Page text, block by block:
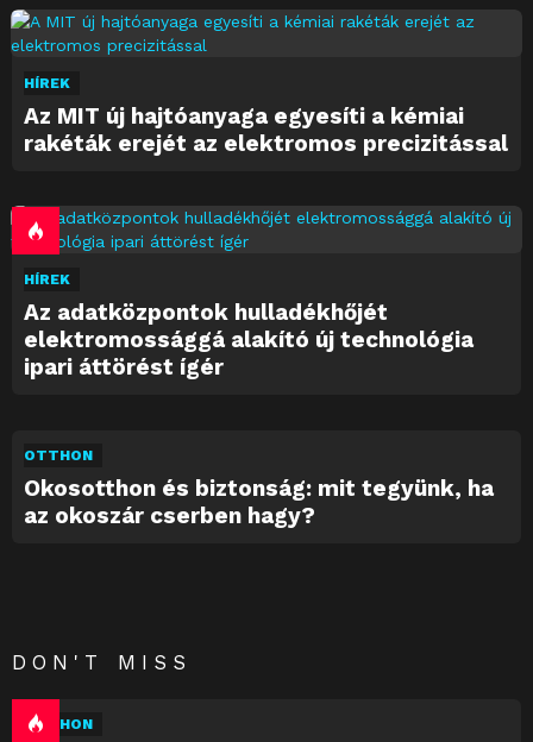
HÍREK
Az MIT új hajtóanyaga egyesíti a kémiai
rakéták erejét az elektromos precizitással
HÍREK
Az adatközpontok hulladékhőjét
elektromossággá alakító új technológia
ipari áttörést ígér
OTTHON
Okosotthon és biztonság: mit tegyünk, ha
az okoszár cserben hagy?
DON'T MISS
OTTHON